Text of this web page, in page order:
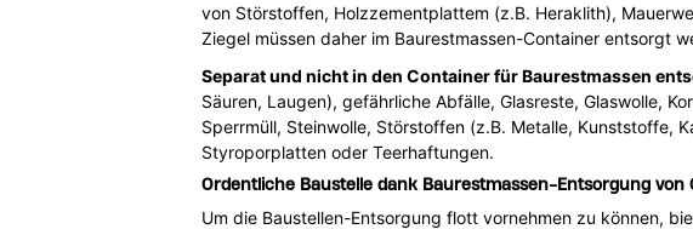
von Störstoffen, Holzzementplattem (z.B. Heraklith),
Ziegel müssen daher im Baurestmassen-Container entsorgt
Separat und nicht in den Container für Baurestmassen
Säuren, Laugen), gefährliche Abfälle, Glasreste, Glaswolle,
Sperrmüll, Steinwolle, Störstoffen (z.B. Metalle, Kunststoffe,
Styroporplatten oder Teerhaftungen.
Ordentliche Baustelle dank Baurestmassen-Entsorgung von
Um die Baustellen-Entsorgung flott vornehmen zu können,